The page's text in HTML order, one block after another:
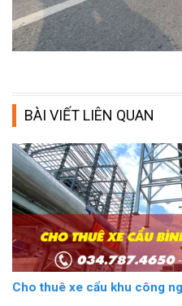
BÀI VIẾT LIÊN QUAN
Cho thuê xe cẩu khu công